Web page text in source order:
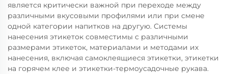
является критически важной при переходе между
различными вкусовыми профилями или при смене
одной категории напитков на другую. Системы
нанесения этикеток совместимы с различными
размерами этикеток, материалами и методами их
нанесения, включая самоклеящиеся этикетки, этикетки
на горячем клее и этикетки-термоусадочные рукава.